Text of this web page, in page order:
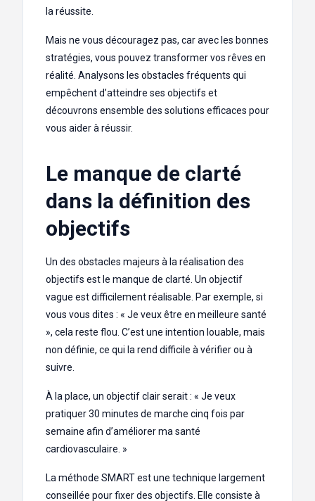
la réussite.
Mais ne vous découragez pas, car avec les bonnes
stratégies, vous pouvez transformer vos rêves en
réalité. Analysons les obstacles fréquents qui
empêchent d’atteindre ses objectifs et
découvrons ensemble des solutions efficaces pour
vous aider à réussir.
Le manque de clarté
dans la définition des
objectifs
Un des obstacles majeurs à la réalisation des
objectifs est le manque de clarté. Un objectif
vague est difficilement réalisable. Par exemple, si
vous vous dites : « Je veux être en meilleure santé
», cela reste flou. C’est une intention louable, mais
non définie, ce qui la rend difficile à vérifier ou à
suivre.
À la place, un objectif clair serait : « Je veux
pratiquer 30 minutes de marche cinq fois par
semaine afin d’améliorer ma santé
cardiovasculaire. »
La méthode SMART est une technique largement
conseillée pour fixer des objectifs. Elle consiste à